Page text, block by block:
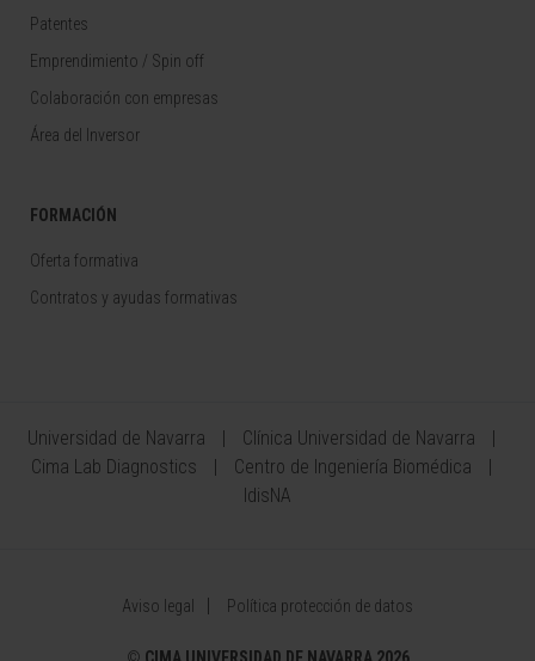
Patentes
Emprendimiento / Spin off
Colaboración con empresas
Área del Inversor
FORMACIÓN
Oferta formativa
Contratos y ayudas formativas
Universidad de Navarra
Clínica Universidad de Navarra
Cima Lab Diagnostics
Centro de Ingeniería Biomédica
IdisNA
Aviso legal Política protección de datos